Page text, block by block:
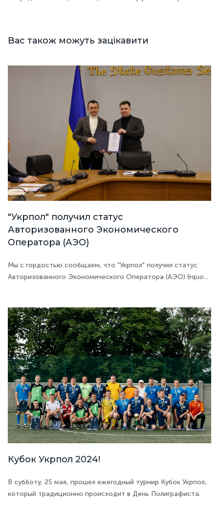
Вас також можуть зацікавити
"Укрпол" получил статус
Авторизованного Экономического
Оператора (АЭО)
Мы с гордостью сообщаем, что "Укрпол" получил статус
Авторизованного Экономического Оператора (АЭО) &quo...
Кубок Укрпол 2024!
В субботу, 25 мая, прошел ежегодный турнир Кубок Укрпол,
который традиционно происходит в День Полиграфиста.